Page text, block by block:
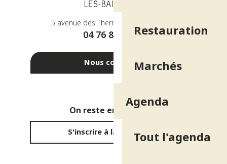
Restauration
Marchés
Agenda
Tout l'agenda
5 avenue des Thermes - 38410 Uriage
04 76 89 10 27
Nous contacter
On reste en contact ?
S'inscrire à la newsletter